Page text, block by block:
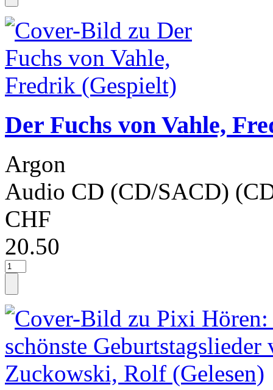
Der Fuchs von Vahle,
Argon
Audio CD (CD/SACD)
CHF
20.50